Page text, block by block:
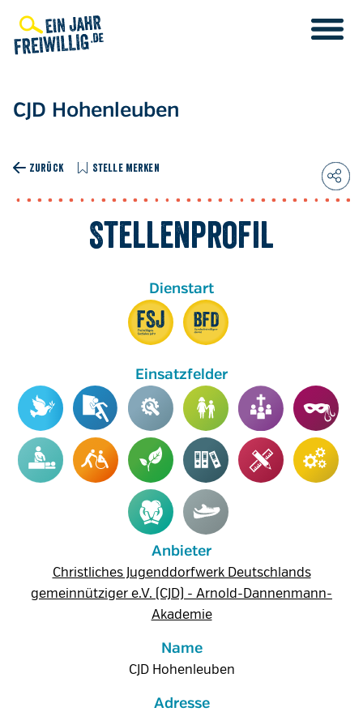
zum
Inhalt
CJD Hohenleuben
ZURÜCK STELLE MERKEN
Stellenprofil
Anbieter
Christliches Jugenddorfwerk Deutschlands
gemeinnütziger e.V. (CJD) - Arnold-Dannenmann-
Akademie
Name
CJD Hohenleuben
Adresse